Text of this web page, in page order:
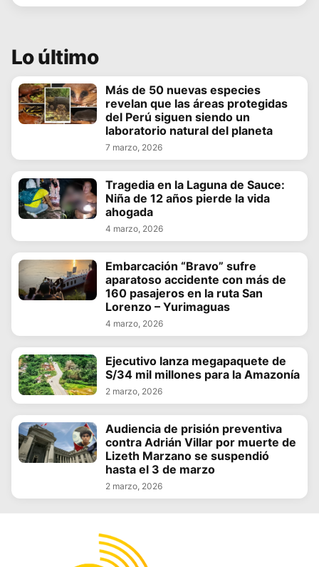
Lo último
Más de 50 nuevas especies
revelan que las áreas protegidas
del Perú siguen siendo un
laboratorio natural del planeta
7 marzo, 2026
Tragedia en la Laguna de Sauce:
Niña de 12 años pierde la vida
ahogada
4 marzo, 2026
Embarcación “Bravo” sufre
aparatoso accidente con más de
160 pasajeros en la ruta San
Lorenzo – Yurimaguas
4 marzo, 2026
Ejecutivo lanza megapaquete de
S/34 mil millones para la Amazonía
2 marzo, 2026
Audiencia de prisión preventiva
contra Adrián Villar por muerte de
Lizeth Marzano se suspendió
hasta el 3 de marzo
2 marzo, 2026